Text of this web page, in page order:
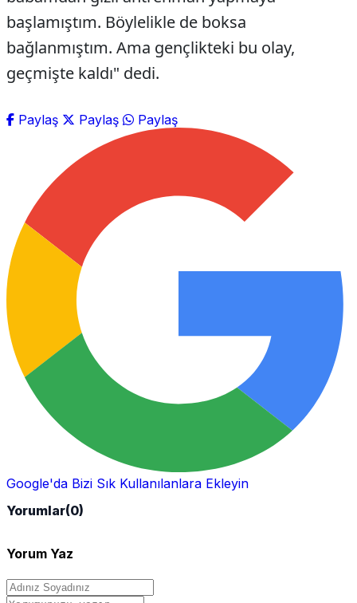
başlamıştım. Böylelikle de boksa
bağlanmıştım. Ama gençlikteki bu olay,
geçmişte kaldı" dedi.
Paylaş Paylaş Paylaş
Google'da Bizi Sık Kullanılanlara Ekleyin
Yorumlar(0)
Yorum Yaz